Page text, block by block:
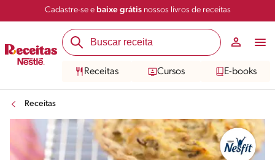
Cadastre-se e baixe grátisnossos livros de receitas
Receitas Cursos E-books
Receitas
Salvar Compartilhar